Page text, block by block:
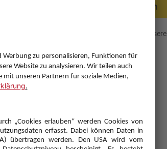
Letzten Filter zurücksetzen
Wir helfen Ihnen gerne weiter. Nutzen Sie unsere